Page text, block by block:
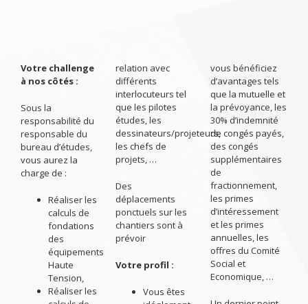
Votre challenge
à nos côtés :
Sous la
responsabilité du
responsable du
bureau d’études,
vous aurez la
charge de :
Réaliser les
calculs de
fondations
des
équipements
Haute
Tension,
Réaliser les
relation avec
différents
interlocuteurs tel
que les pilotes
études, les
dessinateurs/projeteurs,
les chefs de
projets, …
Des
déplacements
ponctuels sur les
chantiers sont à
prévoir
Votre profil :
Vous êtes
vous bénéficiez
d’avantages tels
que la mutuelle et
la prévoyance, les
30% d’indemnité
de congés payés,
des congés
supplémentaires
de
fractionnement,
les primes
d’intéressement
et les primes
annuelles, les
offres du Comité
Social et
Economique, …